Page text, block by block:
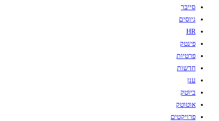
סייבר
גיוסים
HR
פינטק
פרטיות
חדשות
ענן
ביוטק
אוטוטק
פרויקטים